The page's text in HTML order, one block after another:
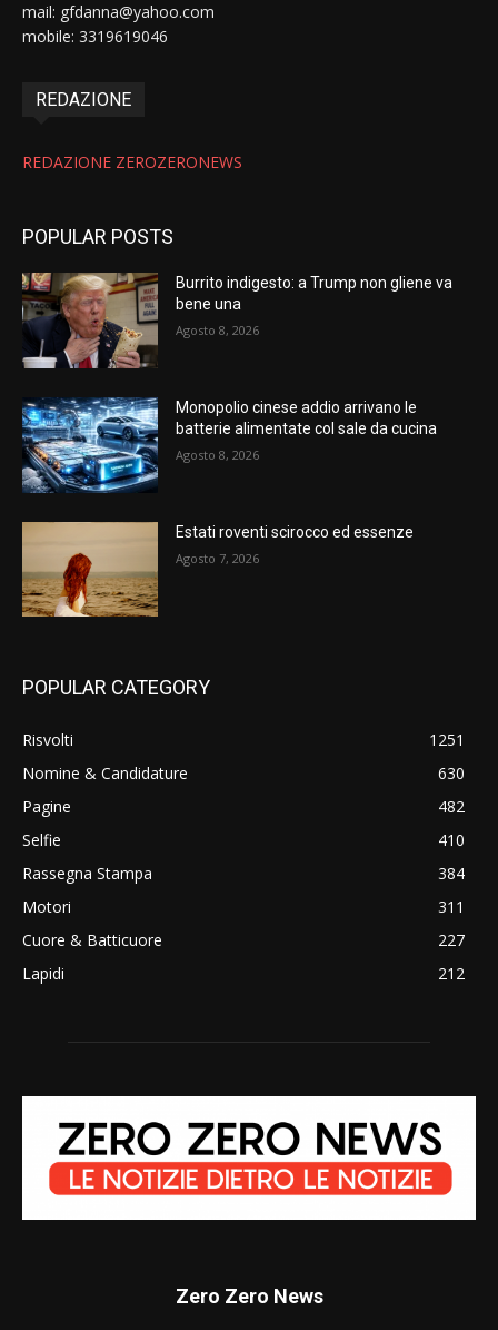
mail: gfdanna@yahoo.com
mobile: 3319619046
REDAZIONE
REDAZIONE ZEROZERONEWS
POPULAR POSTS
Burrito indigesto: a Trump non gliene va
bene una
Agosto 8, 2026
Monopolio cinese addio arrivano le
batterie alimentate col sale da cucina
Agosto 8, 2026
Estati roventi scirocco ed essenze
Agosto 7, 2026
POPULAR CATEGORY
Risvolti
1251
Nomine & Candidature
630
Pagine
482
Selfie
410
Rassegna Stampa
384
Motori
311
Cuore & Batticuore
227
Lapidi
212
Zero Zero News